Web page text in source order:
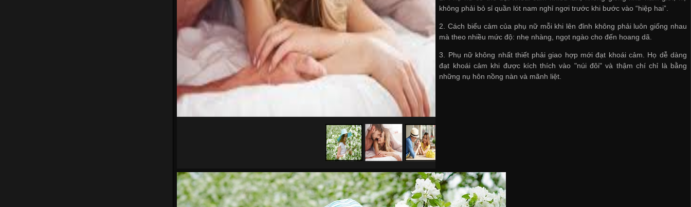
không phải bỏ sỉ quần lót nam nghỉ ngơi trước khi bước vào “hiệp hai”.
2. Cách biểu cảm của phụ nữ mỗi khi lên đỉnh không phải luôn giống nhau
mà theo nhiều mức độ: nhẹ nhàng, ngọt ngào cho đến hoang dã.
3. Phụ nữ không nhất thiết phải giao hợp mới đạt khoái cảm. Họ dễ dàng
đạt khoái cảm khi được kích thích vào "núi đôi" và thậm chí chỉ là bằng
những nụ hôn nồng nàn và mãnh liệt.